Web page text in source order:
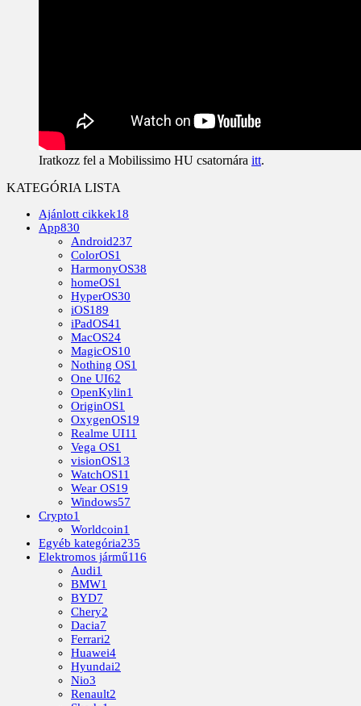
Iratkozz fel a Mobilissimo HU csatornára itt.
KATEGÓRIA LISTA
Ajánlott cikkek18
App830
Android237
ColorOS1
HarmonyOS38
homeOS1
HyperOS30
iOS189
iPadOS41
MacOS24
MagicOS10
Nothing OS1
One UI62
OpenKylin1
OriginOS1
OxygenOS19
Realme UI11
Vega OS1
visionOS13
WatchOS11
Wear OS19
Windows57
Crypto1
Worldcoin1
Egyéb kategória235
Elektromos jármű116
Audi1
BMW1
BYD7
Chery2
Dacia7
Ferrari2
Huawei4
Hyundai2
Nio3
Renault2